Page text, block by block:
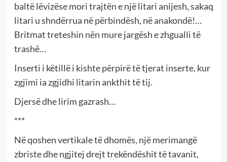
baltë lëvizëse mori trajtën e një litari anijesh, sakaq
litari u shndërrua në përbindësh, në anakondë!…
Britmat treteshin nën mure jargësh e zhgualli të
trashë…
Inserti i këtillë i kishte përpirë të tjerat inserte, kur
zgjimi ia zgjidhi litarin ankthit të tij.
Djersë dhe lirim gazrash…
***
Në qoshen vertikale të dhomës, një merimangë
zbriste dhe ngjitej drejt trekëndëshit të tavanit,